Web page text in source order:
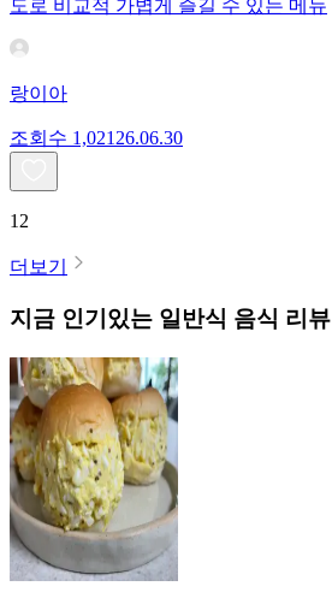
도로 비교적 가볍게 즐길 수 있는 메뉴
랑이아
조회수 1,021 26.06.30
12
더보기
지금 인기있는 일반식 음식 리뷰